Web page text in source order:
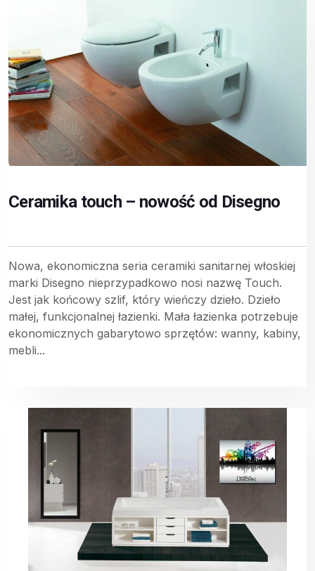
Ceramika touch – nowość od Disegno
Nowa, ekonomiczna seria ceramiki sanitarnej włoskiej
marki Disegno nieprzypadkowo nosi nazwę Touch.
Jest jak końcowy szlif, który wieńczy dzieło. Dzieło
małej, funkcjonalnej łazienki. Mała łazienka potrzebuje
ekonomicznych gabarytowo sprzętów: wanny, kabiny,
mebli...